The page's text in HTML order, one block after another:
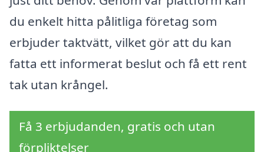
du enkelt hitta pålitliga företag som
erbjuder taktvätt, vilket gör att du kan
fatta ett informerat beslut och få ett rent
tak utan krångel.
Få 3 erbjudanden, gratis och utan
förpliktelser